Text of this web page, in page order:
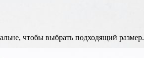
чтобы выбрать подходящий